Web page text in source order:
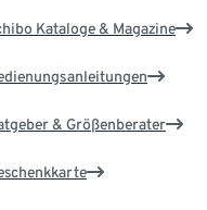
Kataloge & Magazine
& Größenberater